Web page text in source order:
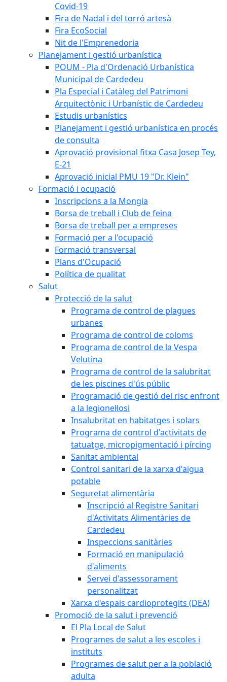
Covid-19
Fira de Nadal i del torró artesà
Fira EcoSocial
Nit de l'Emprenedoria
Planejament i gestió urbanística
POUM - Pla d'Ordenació Urbanística
Municipal de Cardedeu
Pla Especial i Catàleg del Patrimoni
Arquitectònic i Urbanístic de Cardedeu
Estudis urbanístics
Planejament i gestió urbanística en procés
de consulta
Aprovació provisional fitxa Casa Josep Tey,
E-21
Aprovació inicial PMU 19 "Dr. Klein"
Formació i ocupació
Inscripcions a la Mongia
Borsa de treball i Club de feina
Borsa de treball per a empreses
Formació per a l'ocupació
Formació transversal
Plans d'Ocupació
Política de qualitat
Salut
Protecció de la salut
Programa de control de plagues
urbanes
Programa de control de coloms
Programa de control de la Vespa
Velutina
Programa de control de la salubritat
de les piscines d'ús públic
Programació de gestió del risc enfront
a la legionel·losi
Insalubritat en habitatges i solars
Programa de control d'activitats de
tatuatge, micropigmentació i pírcing
Sanitat ambiental
Control sanitari de la xarxa d'aigua
potable
Seguretat alimentària
Inscripció al Registre Sanitari
d'Activitats Alimentàries de
Cardedeu
Inspeccions sanitàries
Formació en manipulació
d'aliments
Servei d'assessorament
personalitzat
Xarxa d'espais cardioprotegits (DEA)
Promoció de la salut i prevenció
El Pla Local de Salut
Programes de salut a les escoles i
instituts
Programes de salut per a la població
adulta